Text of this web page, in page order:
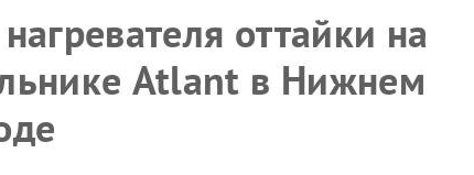
оттайки на
Atlant в Нижнем